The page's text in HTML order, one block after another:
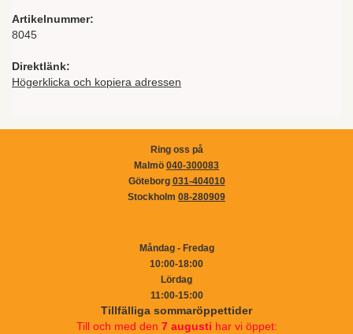
Artikelnummer:
8045
Direktlänk:
Högerklicka och kopiera adressen
Ring oss på
Malmö 040-300083
Göteborg 031-404010
Stockholm 08-280909
Måndag - Fredag
10:00-18:00
Lördag
11:00-15:00
Tillfälliga sommaröppettider
Till och med den 7 augusti har vi öppet: